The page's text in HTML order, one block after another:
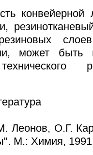
может быть
Леонов, О.Г.
М.: Химия,